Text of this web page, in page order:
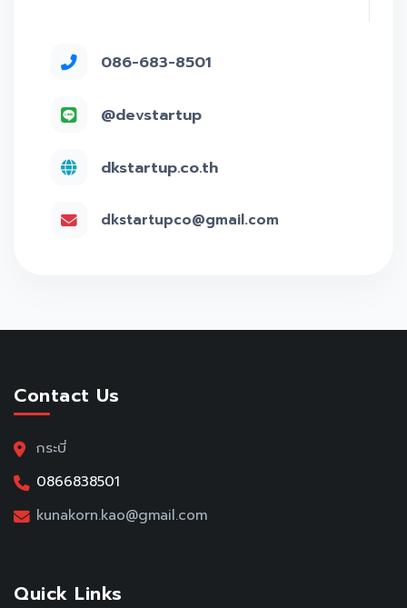
086-683-8501
@devstartup
dkstartup.co.th
dkstartupco@gmail.com
Contact Us
กระบี่
0866838501
kunakorn.kao@gmail.com
Quick Links